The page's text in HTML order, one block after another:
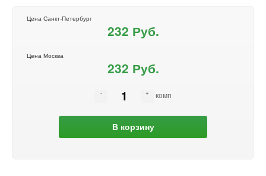
Цена Санкт-Петербург
232 Руб.
Цена Москва
232 Руб.
комп
В корзину